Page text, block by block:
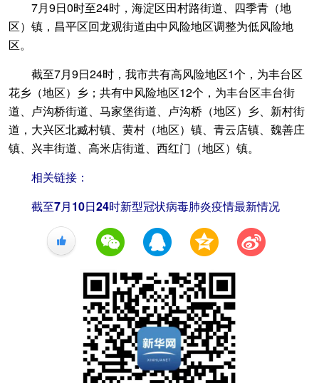
7月9日0时至24时，海淀区田村路街道、四季青（地
区）镇，昌平区回龙观街道由中风险地区调整为低风险地
区。
截至7月9日24时，我市共有高风险地区1个，为丰台区
花乡（地区）乡；共有中风险地区12个，为丰台区丰台街
道、卢沟桥街道、马家堡街道、卢沟桥（地区）乡、新村街
道，大兴区北臧村镇、黄村（地区）镇、青云店镇、魏善庄
镇、兴丰街道、高米店街道、西红门（地区）镇。
相关链接：
截至7月10日24时新型冠状病毒肺炎疫情最新情况
+1